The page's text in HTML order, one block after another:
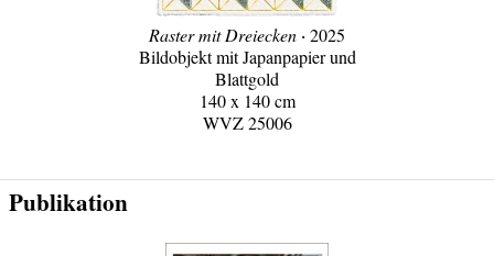
Raster mit Dreiecken ‧ 2025
Bildobjekt mit Japanpapier und
Blattgold
140 x 140 cm
WVZ 25006
Publikation